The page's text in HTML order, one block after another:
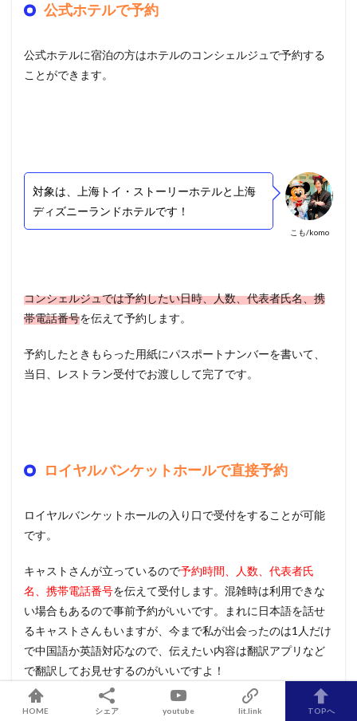
公式ホテルで予約
公式ホテルに宿泊の方はホテルのコンシェルジュで予約する
ことができます。
こも/komo
対象は、上海トイ・ストーリーホテルと上海
ディズニーランドホテルです！
コンシェルジュでは予約したい日時、人数、代表者氏名、携
帯電話番号を伝えて予約します。
予約したときもらった用紙にパスポートナンバーを書いて、
当日、レストラン受付でお渡しして完了です。
ロイヤルバンケットホールで直接予約
ロイヤルバンケットホールの入り口で受付をすることが可能
です。
キャストさんが立っているので予約時間、人数、代表者氏
名、携帯電話番号を伝えて受付します。混雑時は利用できな
い場合もあるので事前予約がいいです。まれに日本語を話せ
るキャストさんもいますが、今まで私が出会ったのは1人だけ
で中国語か英語対応なので、伝えたい内容は翻訳アプリなど
で翻訳してお見せするのがいいですよ！
HOME シェア youtube lit.link TOPへ